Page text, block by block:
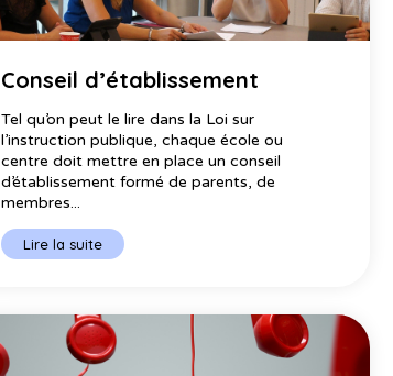
Conseil d’établissement
Tel qu’on peut le lire dans la Loi sur
l’instruction publique, chaque école ou
centre doit mettre en place un conseil
d’établissement formé de parents, de
membres...
Lire la suite